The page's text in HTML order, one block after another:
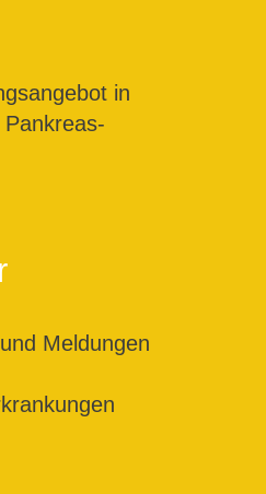
in
Meldungen